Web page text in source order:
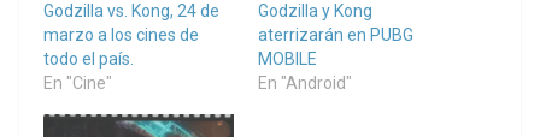
Godzilla vs. Kong, 24 de
marzo a los cines de
todo el país.
En "Cine"
Godzilla y Kong
aterrizarán en PUBG
MOBILE
En "Android"